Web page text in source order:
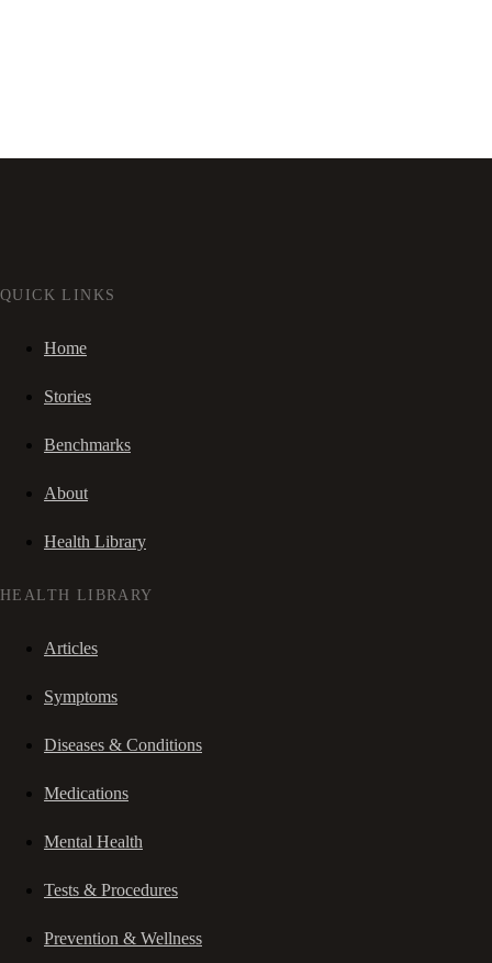
QUICK LINKS
Home
Stories
Benchmarks
About
Health Library
HEALTH LIBRARY
Articles
Symptoms
Diseases & Conditions
Medications
Mental Health
Tests & Procedures
Prevention & Wellness